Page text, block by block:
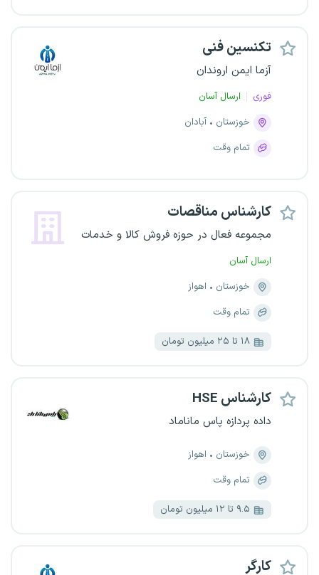
تکنسین فنی
آزما ایمن اروندان
فوری
ارسال آسان
خوزستان
آبادان
تمام وقت
کارشناس مناقصات
مجموعه فعال در حوزه فروش کالا و خدمات
ارسال آسان
خوزستان
اهواز
تمام وقت
۱۸ تا ۲۵ میلیون تومان
کارشناس HSE
داده پردازه پاس ماناماد
خوزستان
اهواز
تمام وقت
۹.۵ تا ۱۲ میلیون تومان
کارگر